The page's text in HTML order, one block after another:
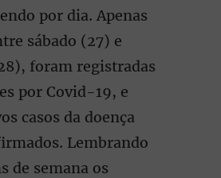
por dia. Apenas
sábado (27) e
foram registradas
por Covid-19, e
casos da doença
Lembrando
de semana os